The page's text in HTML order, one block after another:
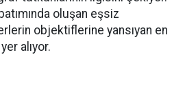
oluşan eşsiz
objektiflerine yansıyan en
alıyor.